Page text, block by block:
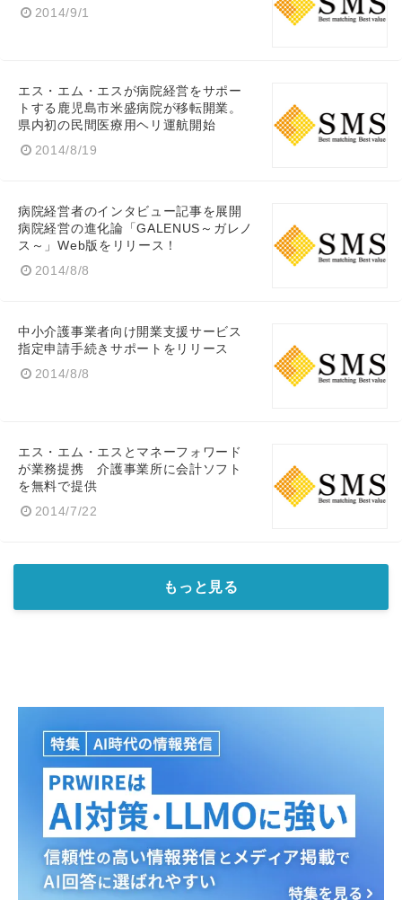
2014/9/1
エス・エム・エスが病院経営をサポー
トする鹿児島市米盛病院が移転開業。
県内初の民間医療用ヘリ運航開始
2014/8/19
病院経営者のインタビュー記事を展開
病院経営の進化論「GALENUS～ガレノ
ス～」Web版をリリース！
2014/8/8
中小介護事業者向け開業支援サービス
指定申請手続きサポートをリリース
2014/8/8
エス・エム・エスとマネーフォワード
が業務提携 介護事業所に会計ソフト
を無料で提供
2014/7/22
もっと見る